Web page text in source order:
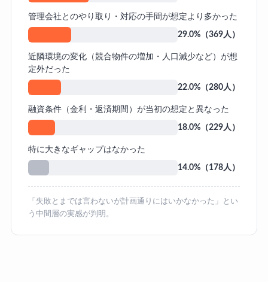
管理会社とのやり取り・対応の手間が想定より多かった
29.0%（369人）
近隣環境の変化（競合物件の増加・人口減少など）が想
定外だった
22.0%（280人）
融資条件（金利・返済期間）が当初の想定と異なった
18.0%（229人）
特に大きなギャップはなかった
14.0%（178人）
「失敗とまでは言わないが計画通りにはいかなかった」とい
う中間層の実感が判明。